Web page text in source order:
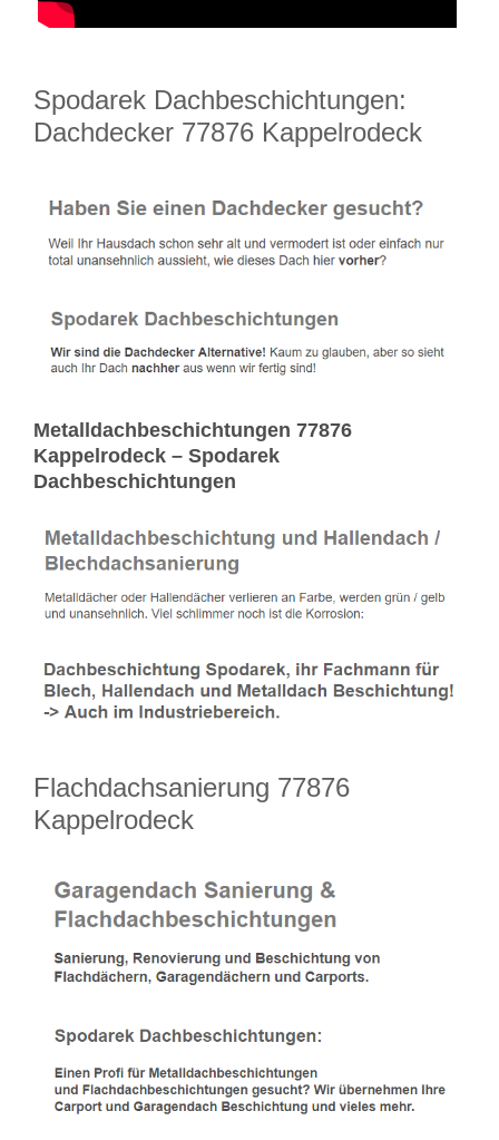
Spodarek Dachbeschichtungen:
Dachdecker 77876 Kappelrodeck
Metalldachbeschichtungen 77876
Kappelrodeck – Spodarek
Dachbeschichtungen
Flachdachsanierung 77876
Kappelrodeck